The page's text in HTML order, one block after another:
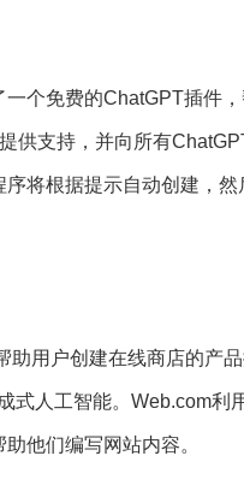
个免费的ChatGPT插件
供支持，并向所有
将根据提示自动创建，
助用户创建在线商店的产
式人工智能。Web.com
他们编写网站内容。